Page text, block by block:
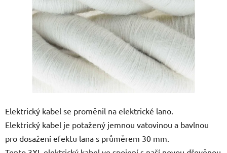
Elektrický kabel se proměnil na elektrické lano.
Elektrický kabel je potažený jemnou vatovinou a bavlnou
pro dosažení efektu lana s průměrem 30 mm.